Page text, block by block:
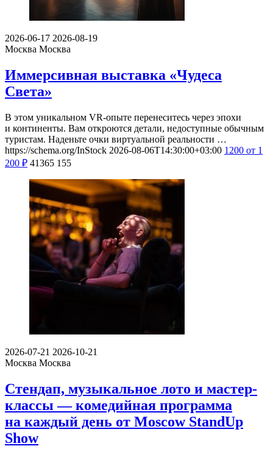
2026-06-17 2026-08-19
Москва Москва
Иммерсивная выставка «Чудеса
Света»
В этом уникальном VR-опыте перенеситесь через эпохи
и континенты. Вам откроются детали, недоступные обычным
туристам. Наденьте очки виртуальной реальности …
https://schema.org/InStock 2026-08-06T14:30:00+03:00 1200 от 1
200 ₽ 41365 155
2026-07-21 2026-10-21
Москва Москва
Стендап, музыкальное лото и мастер-
классы — комедийная программа
на каждый день от Moscow StandUp
Show